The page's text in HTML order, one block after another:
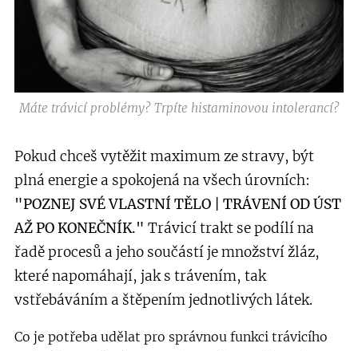
Máte trávicí problémy? Trpíte histaminovou intolerancí?
Pokud chceš vytěžit maximum ze stravy, být
plná energie a spokojená na všech úrovních:
"POZNEJ SVÉ VLASTNÍ TĚLO | TRÁVENÍ OD ÚST
AŽ PO KONEČNÍK." Trávicí trakt se podílí na
řadě procesů a jeho součástí je množství žláz,
které napomáhají, jak s trávením, tak
vstřebáváním a štěpením jednotlivých látek.
Co je potřeba udělat pro správnou funkci trávicího